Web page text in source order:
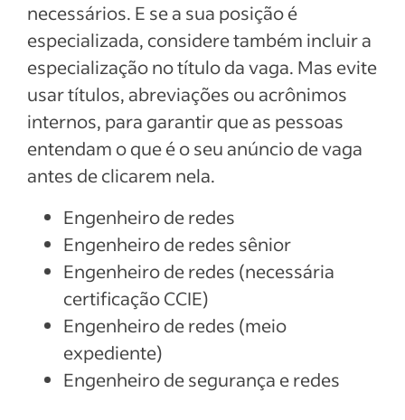
necessários. E se a sua posição é
especializada, considere também incluir a
especialização no título da vaga. Mas evite
usar títulos, abreviações ou acrônimos
internos, para garantir que as pessoas
entendam o que é o seu anúncio de vaga
antes de clicarem nela.
Engenheiro de redes
Engenheiro de redes sênior
Engenheiro de redes (necessária
certificação CCIE)
Engenheiro de redes (meio
expediente)
Engenheiro de segurança e redes